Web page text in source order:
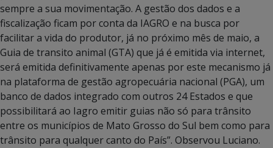
sempre a sua movimentação. A gestão dos dados e a
fiscalização ficam por conta da IAGRO e na busca por
facilitar a vida do produtor, já no próximo mês de maio, a
Guia de transito animal (GTA) que já é emitida via internet,
será emitida definitivamente apenas por este mecanismo já
na plataforma de gestão agropecuária nacional (PGA), um
banco de dados integrado com outros 24 Estados e que
possibilitará ao Iagro emitir guias não só para trânsito
entre os municípios de Mato Grosso do Sul bem como para
trânsito para qualquer canto do País”. Observou Luciano.